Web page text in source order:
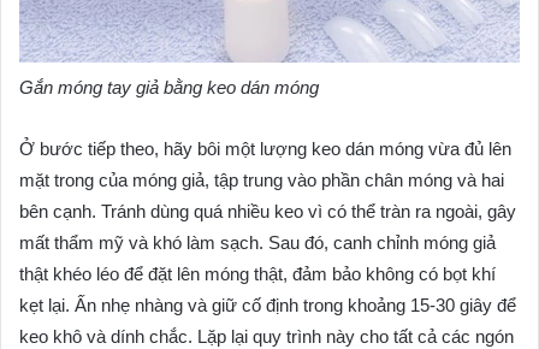
Gắn móng tay giả bằng keo dán móng
Ở bước tiếp theo, hãy bôi một lượng keo dán móng vừa đủ lên
mặt trong của móng giả, tập trung vào phần chân móng và hai
bên cạnh. Tránh dùng quá nhiều keo vì có thể tràn ra ngoài, gây
mất thẩm mỹ và khó làm sạch. Sau đó, canh chỉnh móng giả
thật khéo léo để đặt lên móng thật, đảm bảo không có bọt khí
kẹt lại. Ấn nhẹ nhàng và giữ cố định trong khoảng 15-30 giây để
keo khô và dính chắc. Lặp lại quy trình này cho tất cả các ngón